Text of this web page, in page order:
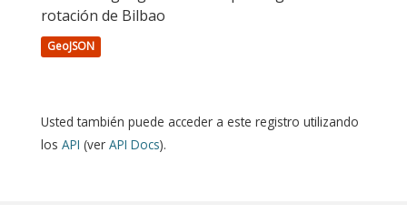
rotación de Bilbao
GeoJSON
Usted también puede acceder a este registro utilizando
los API (ver API Docs).